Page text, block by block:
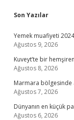
Sidebar
Son Yazılar
Yemek muafiyeti
Ağustos 9, 2026
Kuveyt’te bir
Ağustos 8, 2026
Marmara bölgesinde
Ağustos 7, 2026
Dünyanın en küçük
Ağustos 6, 2026